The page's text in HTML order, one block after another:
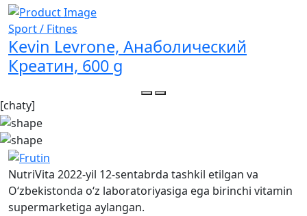
Sport / Fitnes
Kevin Levrone, Анаболический
Креатин, 600 g
[chaty]
NutriVita 2022-yil 12-sentabrda tashkil etilgan va
O‘zbekistonda o‘z laboratoriyasiga ega birinchi vitamin
supermarketiga aylangan.